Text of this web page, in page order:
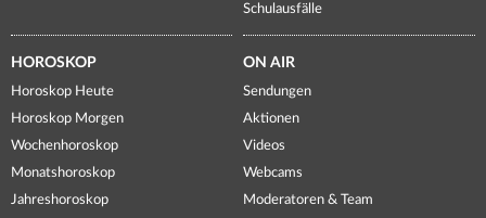
Schulausfälle
HOROSKOP
Horoskop Heute
Horoskop Morgen
Wochenhoroskop
Monatshoroskop
Jahreshoroskop
ON AIR
Sendungen
Aktionen
Videos
Webcams
Moderatoren & Team